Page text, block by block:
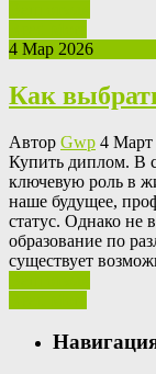
4 Мар 2026
Как
Автор Gwp 4 Март
Купить диплoм. В
ключевую роль в
наше будущее,
статус. Однако не
образование по
существует